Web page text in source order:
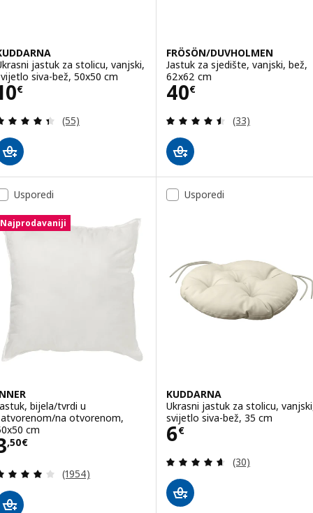
jastuk za stolicu, vanjski,
siva-bež, 50x50 cm
€ 10€
Revizija: 4.4 od 5 zvjezdica. Ukupno recenzija:
(55)
FRÖSÖN/DUVHOLMEN
Jastuk za sjedište, vanjski, bež,
62x62 cm
40€
Cijena 40€
Revizija: 4.5
(33)
Usporedi
Najprodavaniji
bijela/tvrdi u
na otvorenom,
cm
,50€ 3,50€
Revizija: 3.9 od 5 zvjezdica. Ukupno recenzija:
(1954)
Usporedi
KUDDARNA
Ukrasni jastuk za stolicu,
svijetlo siva-bež, 35 cm
6€
Cijena 6€
Revizija: 4.6
(30)